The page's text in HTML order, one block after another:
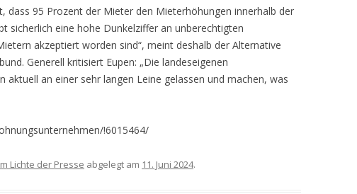
dass 95 Prozent der Mieter den Mieterhöhungen innerhalb der
sicherlich eine hohe Dunkelziffer an unberechtigten
akzeptiert worden sind“, meint deshalb der Alternative
Generell kritisiert Eupen: „Die landeseigenen
aktuell an einer sehr langen Leine gelassen und machen, was
!6015464/
Lichte der Presse abgelegt am 11. Juni 2024.